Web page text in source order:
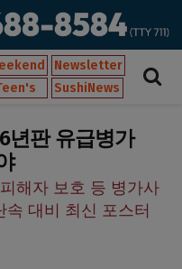
Newsletter
SushiNews
년판 유급병가
해자 보호 등 병가사
대비 최신 포스터